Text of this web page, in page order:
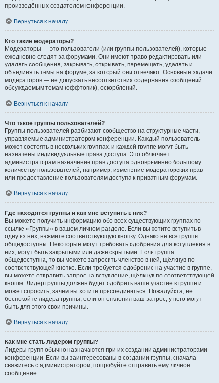
произведённых создателем конференции.
Вернуться к началу
Кто такие модераторы?
Модераторы — это пользователи (или группы пользователей), которые
ежедневно следят за форумами. Они имеют право редактировать или
удалять сообщения, закрывать, открывать, перемещать, удалять и
объединять темы на форуме, за который они отвечают. Основные задачи
модераторов — не допускать несоответствия содержания сообщений
обсуждаемым темам (оффтопик), оскорблений.
Вернуться к началу
Что такое группы пользователей?
Группы пользователей разбивают сообщество на структурные части,
управляемые администратором конференции. Каждый пользователь
может состоять в нескольких группах, и каждой группе могут быть
назначены индивидуальные права доступа. Это облегчает
администраторам назначение прав доступа одновременно большому
количеству пользователей, например, изменение модераторских прав
или предоставление пользователям доступа к приватным форумам.
Вернуться к началу
Где находятся группы и как мне вступить в них?
Вы можете получить информацию обо всех существующих группах по
ссылке «Группы» в вашем личном разделе. Если вы хотите вступить в
одну из них, нажмите соответствующую кнопку. Однако не все группы
общедоступны. Некоторые могут требовать одобрения для вступления в
них, могут быть закрытыми или даже скрытыми. Если группа
общедоступна, то вы можете запросить членство в ней, щёлкнув по
соответствующей кнопке. Если требуется одобрение на участие в группе,
вы можете отправить запрос на вступление, щёлкнув по соответствующей
кнопке. Лидер группы должен будет одобрить ваше участие в группе и
может спросить, зачем вы хотите присоединиться. Пожалуйста, не
беспокойте лидера группы, если он отклонил ваш запрос; у него могут
быть для этого свои причины.
Вернуться к началу
Как мне стать лидером группы?
Лидеры групп обычно назначаются при их создании администраторами
конференции. Если вы заинтересованы в создании группы, сначала
свяжитесь с администратором; попробуйте отправить ему личное
сообщение.